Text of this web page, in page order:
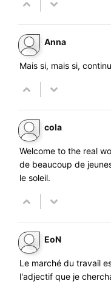
Anna
Mais si, mais si,
cola
Welcome to the real
de beaucoup de
le soleil.
EoN
Le marché du travail
l'adjectif que je